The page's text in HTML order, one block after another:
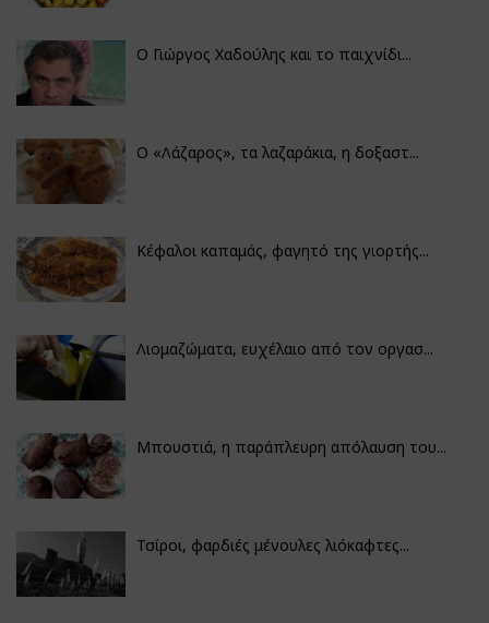
Ο Γιώργος Χαδούλης και το παιχνίδι...
Ο «Λάζαρος», τα λαζαράκια, η δοξαστ...
Κέφαλοι καπαμάς, φαγητό της γιορτής...
Λιομαζώματα, ευχέλαιο από τον οργασ...
Μπουστιά, η παράπλευρη απόλαυση του...
Τσίροι, φαρδιές μένουλες λιόκαφτες...